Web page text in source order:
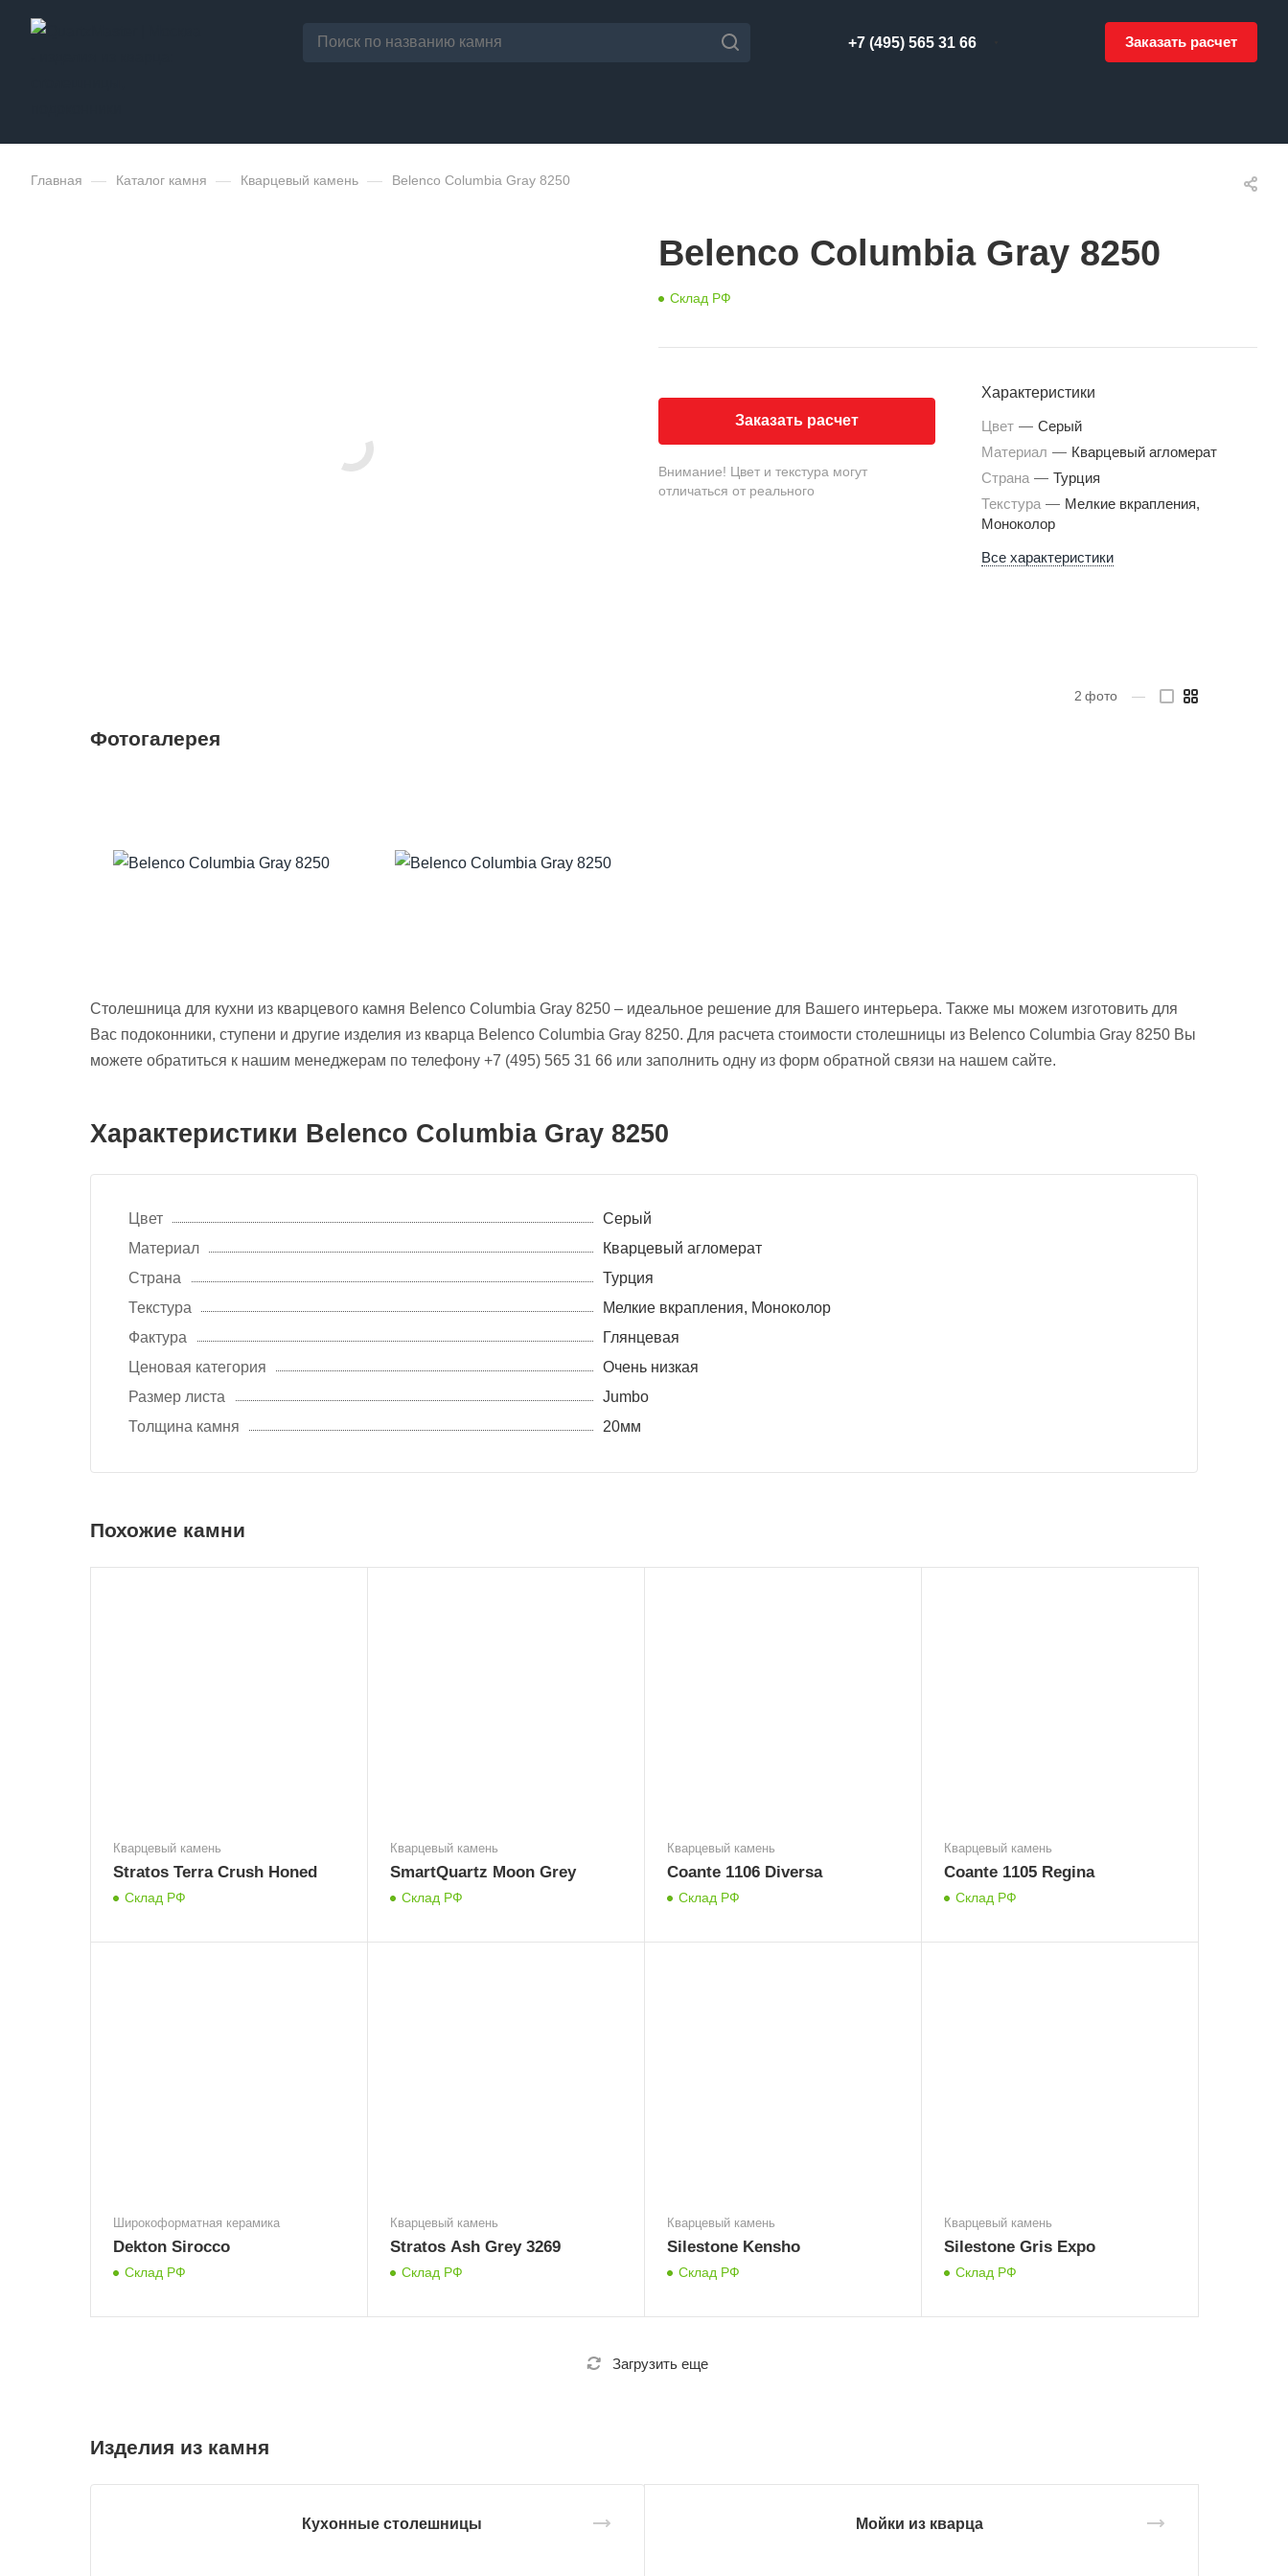
+7 (495) 565 31 66 Заказать расчет
Главная — Каталог камня — Кварцевый камень — Belenco Columbia Gray 8250
Belenco Columbia Gray 8250
Склад РФ
Заказать расчет
Внимание! Цвет и текстура могут
отличаться от реального
Характеристики
Цвет — Серый
Материал — Кварцевый агломерат
Страна — Турция
Текстура — Мелкие вкрапления,
Моноколор
Все характеристики
Фотогалерея
2 фото —
Столешница для кухни из кварцевого камня Belenco Columbia Gray 8250 – идеальное решение для Вашего интерьера. Также мы можем изготовить для
Вас подоконники, ступени и другие изделия из кварца Belenco Columbia Gray 8250. Для расчета стоимости столешницы из Belenco Columbia Gray 8250 Вы
можете обратиться к нашим менеджерам по телефону +7 (495) 565 31 66 или заполнить одну из форм обратной связи на нашем сайте.
Характеристики Belenco Columbia Gray 8250
Цвет
Серый
Материал
Кварцевый агломерат
Страна
Турция
Текстура
Мелкие вкрапления, Моноколор
Фактура
Глянцевая
Ценовая категория
Очень низкая
Размер листа
Jumbo
Толщина камня
20мм
Похожие камни
Кварцевый камень
Stratos Terra Crush Honed
Склад РФ
Кварцевый камень
SmartQuartz Moon Grey
Склад РФ
Кварцевый камень
Coante 1106 Diversa
Склад РФ
Кварцевый камень
Coante 1105 Regina
Склад РФ
Широкоформатная керамика
Dekton Sirocco
Склад РФ
Кварцевый камень
Stratos Ash Grey 3269
Склад РФ
Кварцевый камень
Silestone Kensho
Склад РФ
Кварцевый камень
Silestone Gris Expo
Склад РФ
Загрузить еще
Изделия из камня
Кухонные столешницы Мойки из кварца